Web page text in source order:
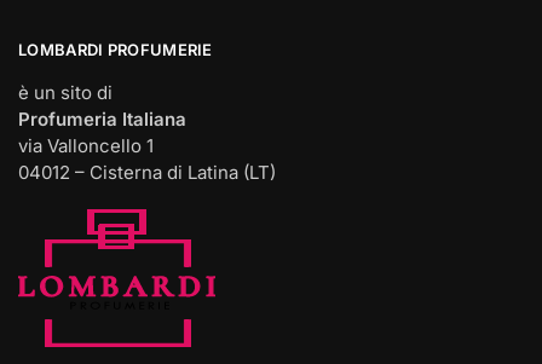
LOMBARDI PROFUMERIE
è un sito di
Profumeria Italiana
via Valloncello 1
04012 – Cisterna di Latina (LT)